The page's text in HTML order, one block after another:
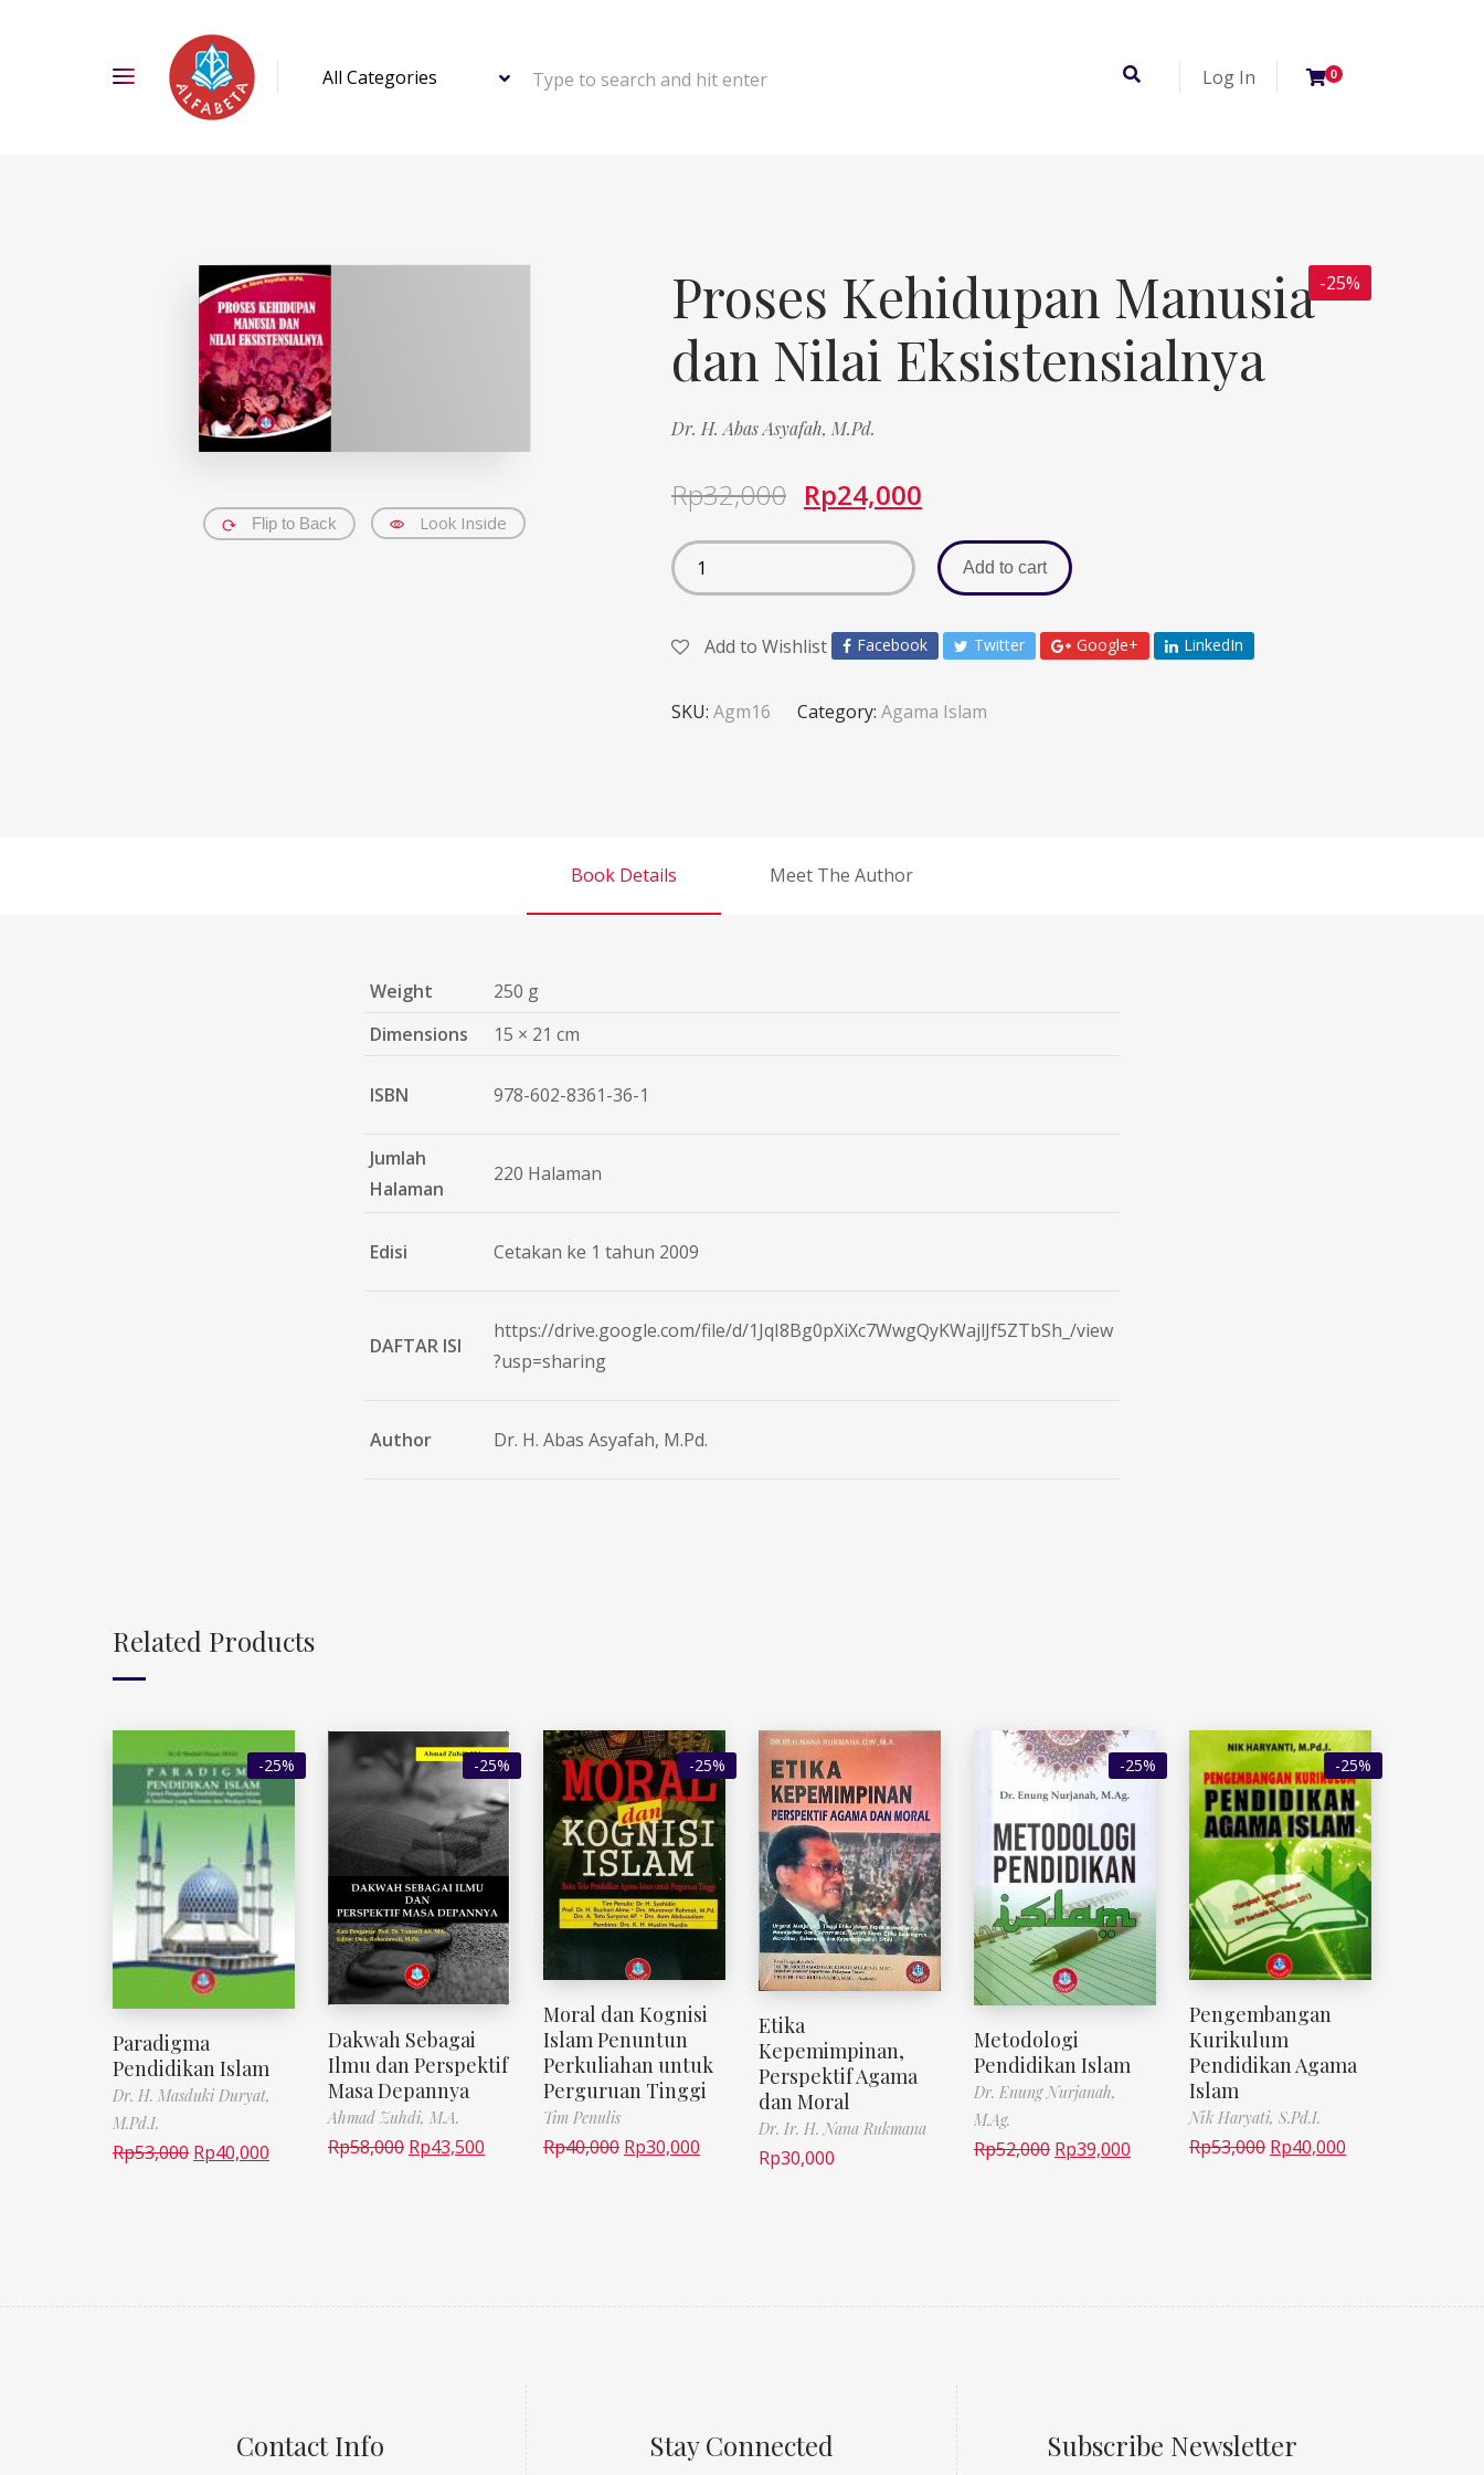
Type to search and hit enter Log In 0
Flip to Back Look Inside
-25%
Proses Kehidupan Manusia
dan Nilai Eksistensialnya
Dr. H. Abas Asyafah, M.Pd.
Rp32,000 Rp24,000
Add to cart
Add to Wishlist Facebook Twitter Google+ LinkedIn
SKU: Agm16 Category: Agama Islam
Book Details Meet The Author
Weight
250 g
Dimensions
15 × 21 cm
ISBN 978-602-8361-36-1
Jumlah
Halaman
220 Halaman
Edisi Cetakan ke 1 tahun 2009
DAFTAR ISI
https://drive.google.com/file/d/1JqI8Bg0pXiXc7WwgQyKWajlJf5ZTbSh_/view
?usp=sharing
Author Dr. H. Abas Asyafah, M.Pd.
Related Products
-25%
Paradigma
Pendidikan Islam
Dr. H. Masduki Duryat,
M.Pd.I.
Rp53,000 Rp40,000
-25%
Dakwah Sebagai
Ilmu dan Perspektif
Masa Depannya
Ahmad Zuhdi, M.A.
Rp58,000 Rp43,500
-25%
Moral dan Kognisi
Islam Penuntun
Perkuliahan untuk
Perguruan Tinggi
Tim Penulis
Rp40,000 Rp30,000
Etika
Kepemimpinan,
Perspektif Agama
dan Moral
Dr. Ir. H. Nana Rukmana
Rp30,000
-25%
Metodologi
Pendidikan Islam
Dr. Enung Nurjanah,
M.Ag.
Rp52,000 Rp39,000
-25%
Pengembangan
Kurikulum
Pendidikan Agama
Islam
Nik Haryati, S.Pd.I.
Rp53,000 Rp40,000
Contact Info Stay Connected Subscribe Newsletter